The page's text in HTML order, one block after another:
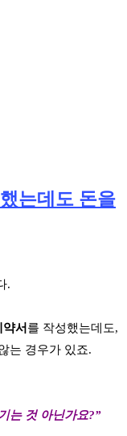
는데도 돈을
.
서 를 작성했는데도,
는 경우가 있죠.
는 것 아닌가요?”